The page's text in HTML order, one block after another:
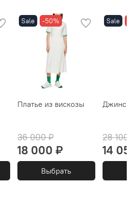
Sale -50%
Платье из вискозы
36 000 ₽
18 000 ₽
Выбрать
Sale
Джинсы
28 100
14